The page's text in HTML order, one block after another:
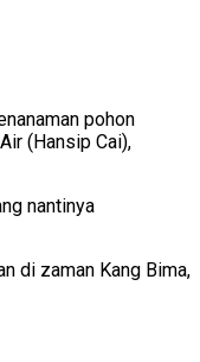
pohon
(Hansip Cai),
nantinya
di zaman Kang Bima,